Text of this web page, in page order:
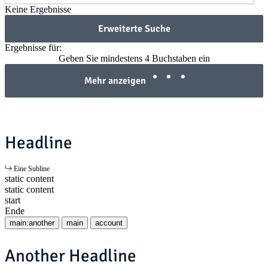
Keine Ergebnisse
Erweiterte Suche
Ergebnisse für:
Geben Sie mindestens 4 Buchstaben ein
Mehr anzeigen
Headline
Eine Subline
static content
static content
start
Ende
main:another main account
Another Headline